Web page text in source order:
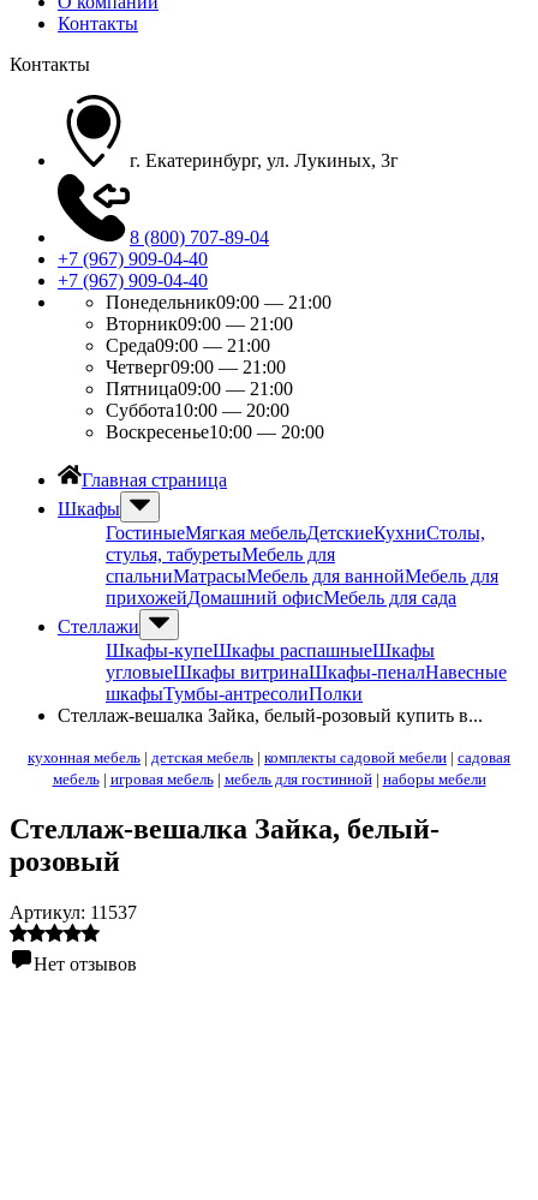
Контакты
Контакты
г. Екатеринбург, ул. Лукиных, 3г
8 (800) 707-89-04
+7 (967) 909-04-40
+7 (967) 909-04-40
Понедельник09:00 — 21:00
Вторник09:00 — 21:00
Среда09:00 — 21:00
Четверг09:00 — 21:00
Пятница09:00 — 21:00
Суббота10:00 — 20:00
Воскресенье10:00 — 20:00
Главная страница
Шкафы
ГостиныеМягкая мебельДетскиеКухниСтолы,
стулья, табуретыМебель для
спальниМатрасыМебель для ваннойМебель для
прихожейДомашний офисМебель для сада
Стеллажи
Шкафы-купеШкафы распашныеШкафы
угловыеШкафы витринаШкафы-пеналНавесные
шкафыТумбы-антресолиПолки
Стеллаж-вешалка Зайка, белый-розовый купить в...
кухонная мебель | детская мебель | комплекты садовой мебели | садовая
мебель| игровая мебель| мебель для гостинной| наборы мебели
Стеллаж-вешалка Зайка, белый-
розовый
Артикул: 11537
Нет отзывов